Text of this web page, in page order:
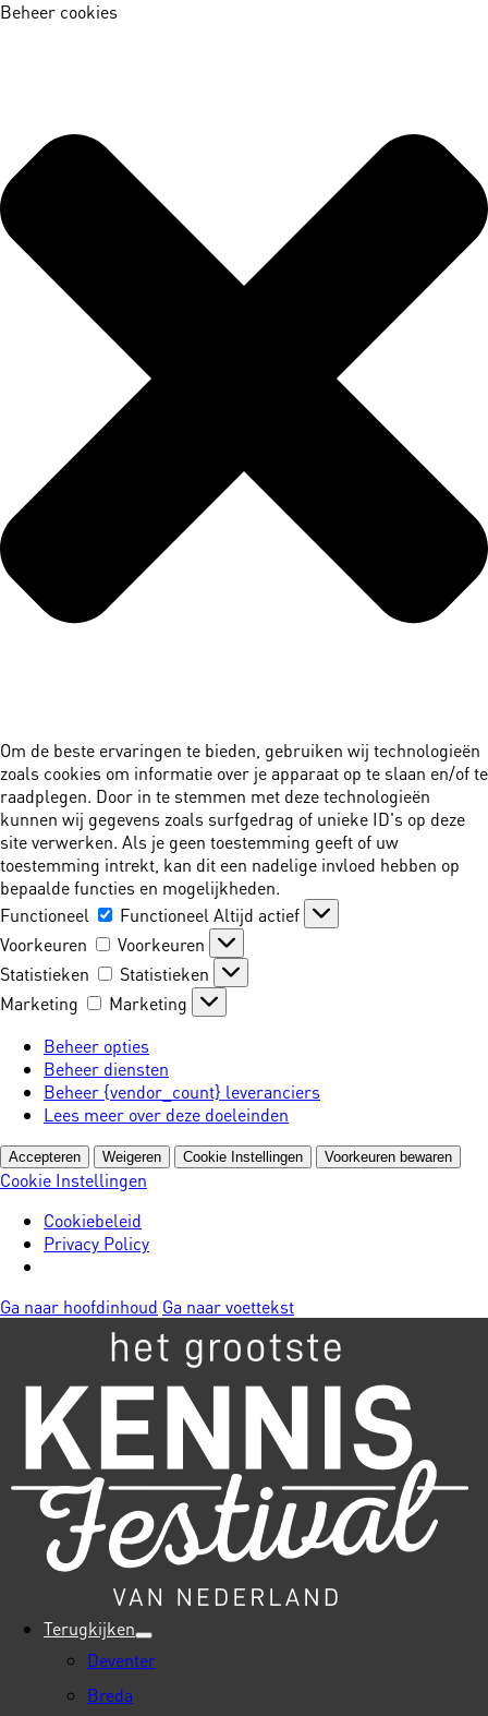
Beheer cookies
Om de beste ervaringen te bieden, gebruiken wij technologieën
zoals cookies om informatie over je apparaat op te slaan en/of te
raadplegen. Door in te stemmen met deze technologieën
kunnen wij gegevens zoals surfgedrag of unieke ID's op deze
site verwerken. Als je geen toestemming geeft of uw
toestemming intrekt, kan dit een nadelige invloed hebben op
bepaalde functies en mogelijkheden.
Functioneel
Functioneel Altijd actief
Voorkeuren
Voorkeuren
Statistieken
Statistieken
Marketing
Marketing
Beheer opties
Beheer diensten
Beheer {vendor_count} leveranciers
Lees meer over deze doeleinden
Accepteren Weigeren Cookie Instellingen Voorkeuren bewaren
Cookie Instellingen
Cookiebeleid
Privacy Policy
Ga naar hoofdinhoud Ga naar voettekst
Terugkijken
Deventer
Breda